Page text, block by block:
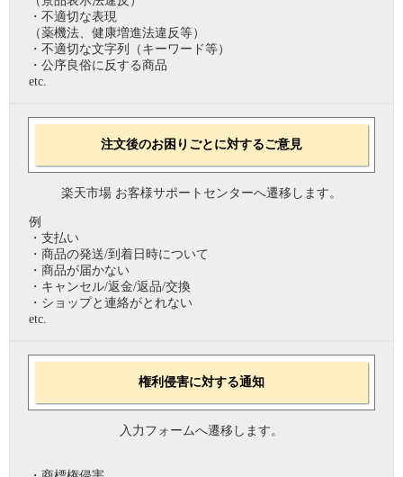
・不適切な表現
（薬機法、健康増進法違反等）
・不適切な文字列（キーワード等）
・公序良俗に反する商品
etc.
注文後のお困りごとに対するご意見
楽天市場 お客様サポートセンターへ遷移します。
例
・支払い
・商品の発送/到着日時について
・商品が届かない
・キャンセル/返金/返品/交換
・ショップと連絡がとれない
etc.
権利侵害に対する通知
入力フォームへ遷移します。